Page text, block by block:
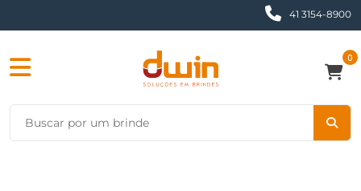
41 3154-8900
0